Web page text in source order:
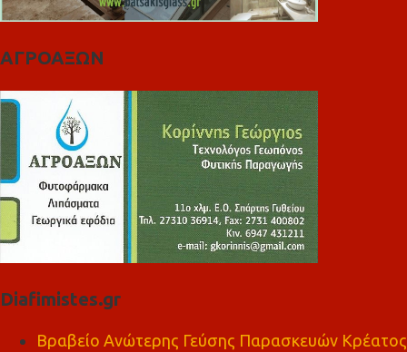
ΑΓΡΟΑΞΩΝ
Diafimistes.gr
Βραβείο Ανώτερης Γεύσης Παρασκευών Κρέατος